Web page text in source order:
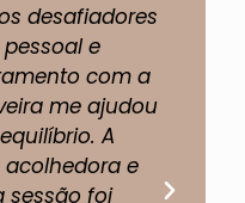
desafiadores
e
com a
me ajudou
A
e
sessão foi